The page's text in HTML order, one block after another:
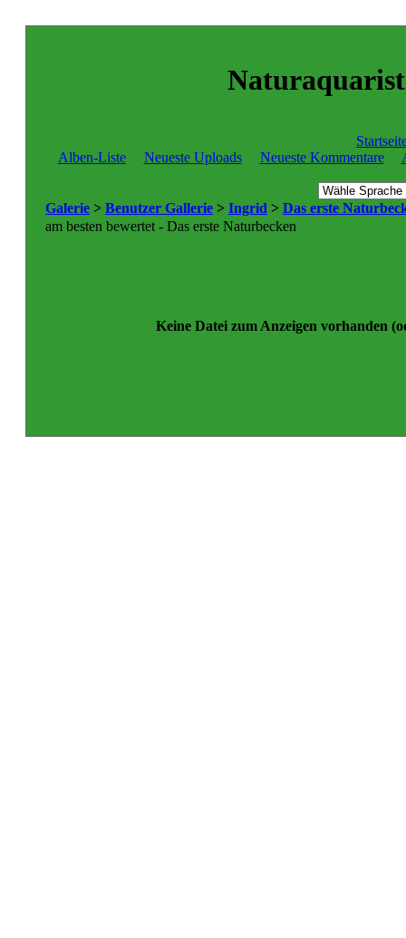
Alben-Liste
Neueste Uploads Neueste Kommentare
Galerie > Benutzer Gallerie > Ingrid > Das erste
am besten bewertet - Das erste Naturbecken
Keine Datei zum Anzeigen vorhanden